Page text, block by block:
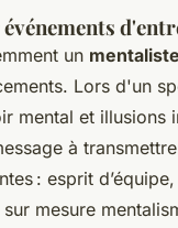
un
Lors d'un
mental et illusions
à
: esprit
mesure